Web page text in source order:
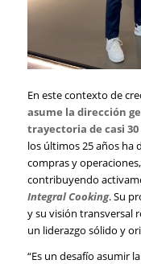
En este contexto de
asume la dirección
trayectoria de casi
los últimos 25 años ha
compras y
contribuyendo
Integral Cooking. Su
y su visión transversal
un liderazgo sólido y
“Es un desafío asumir